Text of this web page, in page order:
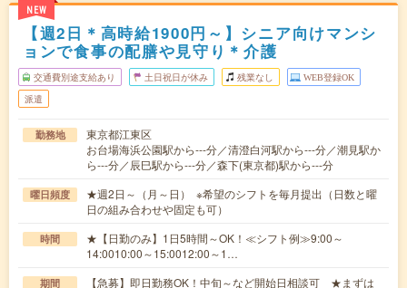
NEW
【週2日＊高時給1900円～】シニア向けマンシ
ョンで食事の配膳や見守り＊介護
交通費別途支給あり 土日祝日が休み 残業なし WEB登録OK
派遣
勤務地
東京都江東区
お台場海浜公園駅から---分／清澄白河駅から---分／潮見駅か
ら---分／辰巳駅から---分／森下(東京都)駅から---分
曜日頻度
★週2日～（月～日） ※希望のシフトを毎月提出（日数と曜
日の組み合わせや固定も可）
時間
★【日勤のみ】1日5時間～OK！≪シフト例≫9:00～
14:0010:00～15:0012:00～1…
期間
【急募】即日勤務OK！中旬～など開始日相談可 ★まずは